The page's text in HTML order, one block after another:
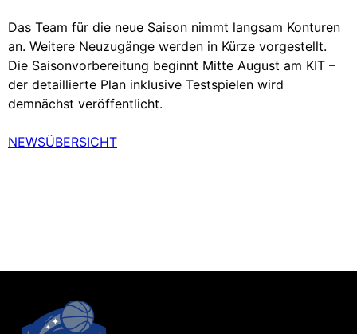
Das Team für die neue Saison nimmt langsam Konturen
an. Weitere Neuzugänge werden in Kürze vorgestellt.
Die Saisonvorbereitung beginnt Mitte August am KIT –
der detaillierte Plan inklusive Testspielen wird
demnächst veröffentlicht.
NEWSÜBERSICHT